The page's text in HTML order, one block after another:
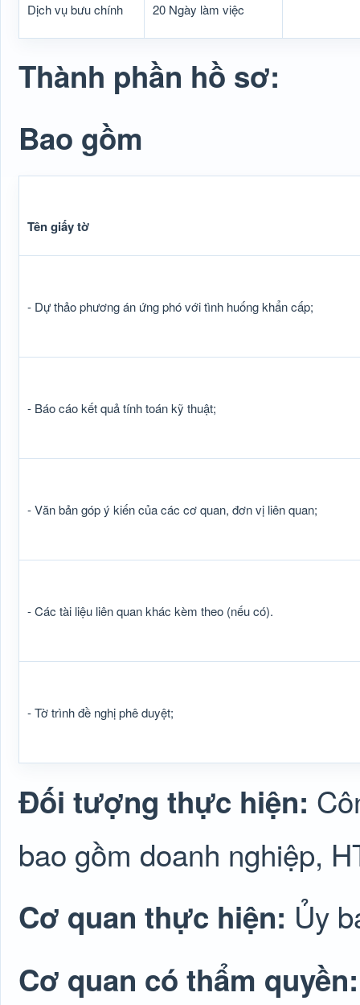
Dịch vụ bưu chính 20 Ngày làm việc
Thành phần hồ sơ:
Bao gồm
Tên giấy tờ
- Dự thảo phương án ứng phó với tình huống khẩn cấp;
- Báo cáo kết quả tính toán kỹ thuật;
- Văn bản góp ý kiến của các cơ quan, đơn vị liên quan;
- Các tài liệu liên quan khác kèm theo (nếu có).
- Tờ trình đề nghị phê duyệt;
Đối tượng thực hiện:
bao gồm doanh nghiệp,
Cơ quan thực hiện: Ủy
Cơ quan có thẩm